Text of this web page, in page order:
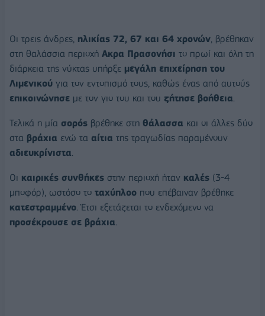
Οι τρεις άνδρες, ηλικίας 72, 67 και 64 χρονών, βρέθηκαν
στη θαλάσσια περιοχή Ακρα Πρασονήσι το πρωί και όλη τη
διάρκεια της νύκτας υπήρξε μεγάλη επιχείρηση του
Λιμενικού για τον εντοπισμό τους, καθώς ένας από αυτούς
επικοινώνησε με τον γιο του και του ζήτησε βοήθεια.
Τελικά η μία σορός βρέθηκε στη θάλασσα και οι άλλες δύο
στα βράχια ενώ τα αίτια της τραγωδίας παραμένουν
αδιευκρίνιστα.
Οι καιρικές συνθήκες στην περιοχή ήταν καλές (3-4
μποφόρ), ωστόσο το ταχύπλοο που επέβαιναν βρέθηκε
κατεστραμμένο. Έτσι εξετάζεται το ενδεχόμενο να
προσέκρουσε σε βράχια.